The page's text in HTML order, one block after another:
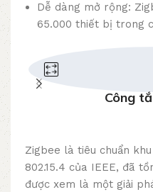
Dễ dàng mở rộng:
65.000 thiết bị trong
Công
Zigbee là tiêu chuẩn
802.15.4 của IEEE, đã
được xem là một giải